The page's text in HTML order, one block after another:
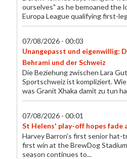
ourselves" as he bemoaned the
Europa League qualifying first-
07/08/2026 - 00:03
Unangepasst und eigenwillig:
Behrami und der Schweiz
Die Beziehung zwischen Lara
Sportschweiz ist kompliziert.
was Granit Xhaka damit zu tun
07/08/2026 - 00:01
St Helens' play-off hopes fade
Harvey Barron's first senior hat-
first win at the BrewDog
season continues to...